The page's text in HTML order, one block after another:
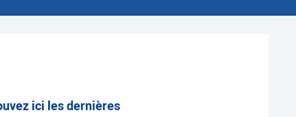
ici les dernières